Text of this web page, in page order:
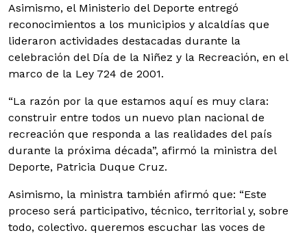
Asimismo, el Ministerio del Deporte entregó
reconocimientos a los municipios y alcaldías que
lideraron actividades destacadas durante la
celebración del Día de la Niñez y la Recreación, en el
marco de la Ley 724 de 2001.
“La razón por la que estamos aquí es muy clara:
construir entre todos un nuevo plan nacional de
recreación que responda a las realidades del país
durante la próxima década”, afirmó la ministra del
Deporte, Patricia Duque Cruz.
Asimismo, la ministra también afirmó que: “Este
proceso será participativo, técnico, territorial y, sobre
todo, colectivo. queremos escuchar las voces de